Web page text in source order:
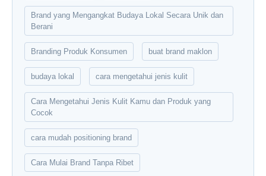
Brand yang Mengangkat Budaya Lokal Secara Unik dan
Berani
Branding Produk Konsumen buat brand maklon
budaya lokal cara mengetahui jenis kulit
Cara Mengetahui Jenis Kulit Kamu dan Produk yang
Cocok
cara mudah positioning brand
Cara Mulai Brand Tanpa Ribet